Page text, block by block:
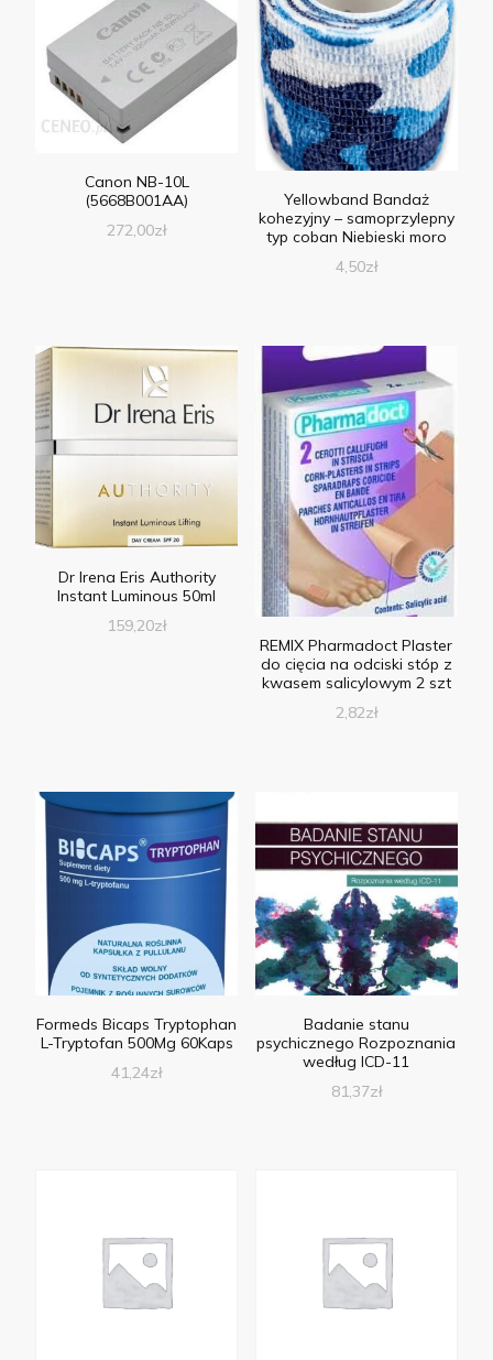
Canon NB-10L
(5668B001AA)
272,00zł
Yellowband Bandaż
kohezyjny – samoprzylepny
typ coban Niebieski moro
4,50zł
Dr Irena Eris Authority
Instant Luminous 50ml
159,20zł
REMIX Pharmadoct Plaster
do cięcia na odciski stóp z
kwasem salicylowym 2 szt
2,82zł
Formeds Bicaps Tryptophan
L-Tryptofan 500Mg 60Kaps
41,24zł
Badanie stanu
psychicznego Rozpoznania
według ICD-11
81,37zł